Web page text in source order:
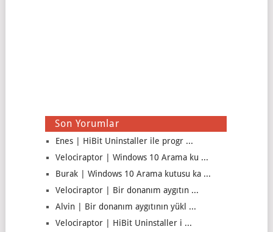
Son Yorumlar
Enes | HiBit Uninstaller ile progr ...
Velociraptor | Windows 10 Arama ku ...
Burak | Windows 10 Arama kutusu ka ...
Velociraptor | Bir donanım aygıtın ...
Alvin | Bir donanım aygıtının yükl ...
Velociraptor | HiBit Uninstaller i ...